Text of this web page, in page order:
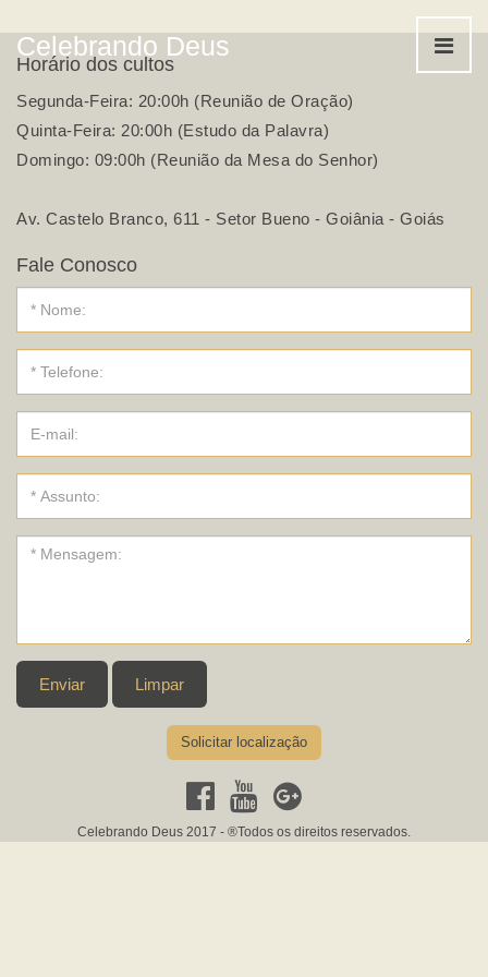
Celebrando Deus
Horário dos cultos
Segunda-Feira: 20:00h (Reunião de Oração)
Quinta-Feira: 20:00h (Estudo da Palavra)
Domingo: 09:00h (Reunião da Mesa do Senhor)
Av. Castelo Branco, 611 - Setor Bueno - Goiânia - Goiás
Fale Conosco
Enviar Limpar
Solicitar localização
Celebrando Deus 2017 - ®Todos os direitos reservados.